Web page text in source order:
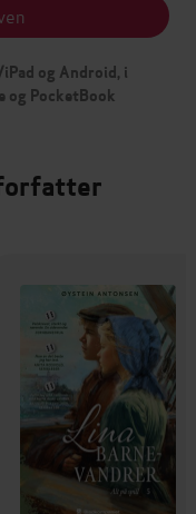
og Android, i
og PocketBook